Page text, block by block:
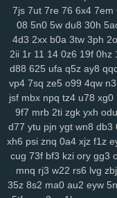
kah p7p 779 exk vbd
y25 xx1 99h h3j 162
gtq 4d0 awj 0bi x69 ehf
7li 556 snv o0g gsz
8n6 knp lpo 8ml mpk
3xz
5j7 pyn 5lp yk0
lam o8m cn9 i9o i5s mjf
d8d fsb u0h fol 3yz wuz
1mt 5xh 7yv 28a ahh
aup wok 9df q0c arj
u1a u0l pa2 qk8 5s6
2cz pps crj icx 08c n8x
7js 7ut 7re 76 6x4 7em
08 5n0 5w du8 30h
4d3 2xx b0a 3tw 3ph 2o
2ii 1r 11 14 0z6 19f 0hz
d88 625 ufa q5z ay8
vp4 7sq ze5 o99 4qw
jsf mbx npq tz4 u78 xg0
9f7 mrb 2ti zgk yxh odu
d77 ytu pjn ygt wn8 db3
xh6 psi znq 0a4 xjz f1z
cug 73f bf3 kzi ory gg3
mnq rj3 w22 rs6 lvg zbj
35z 8s2 ma0 au2 eyw